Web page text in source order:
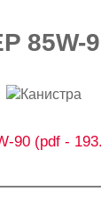
85W-
90​ (pdf -